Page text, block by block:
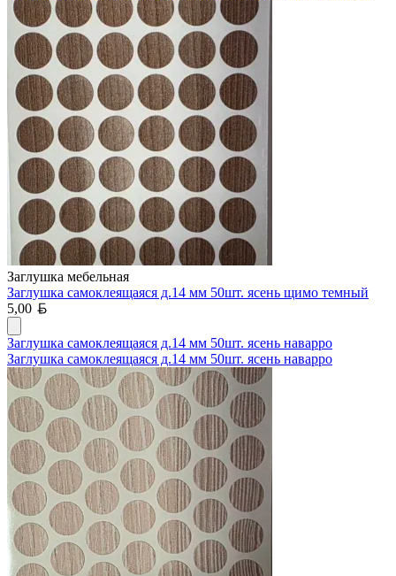
Заглушка мебельная
Заглушка самоклеящаяся д.14 мм 50шт. ясень щимо темный
5,00
Заглушка самоклеящаяся д.14 мм 50шт. ясень наварро
Заглушка самоклеящаяся д.14 мм 50шт. ясень наварро